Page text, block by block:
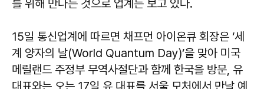
를 위해 만나는 것으로 업계는 보고 있다.
15일 통신업계에 따르면 채프먼 아이온큐 회장은 ‘세
계 양자의 날(World Quantum Day)’을 맞아 미국
메릴랜드 주정부 무역사절단과 함께 한국을 방문, 유
대표와는 오는 17일 유 대표를 서울 모처에서 만날 예